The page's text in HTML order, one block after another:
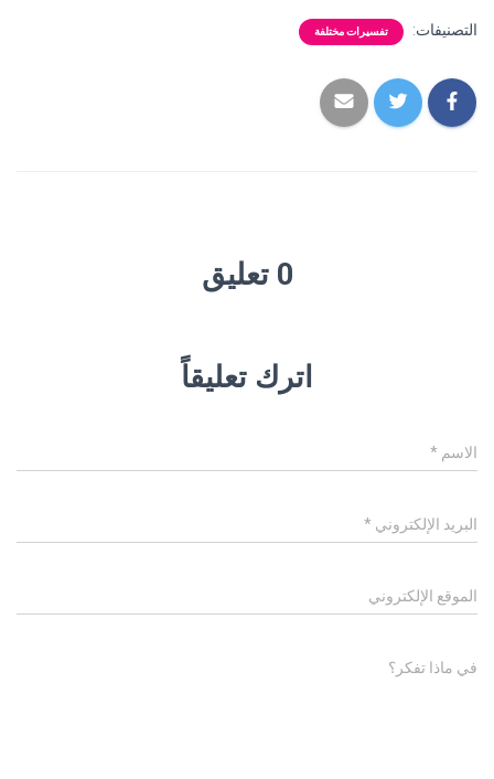
التصنيفات: تفسيرات مختلفة
0 تعليق
اترك تعليقاً
الاسم *
البريد الإلكتروني *
الموقع الإلكتروني
في ماذا تفكر؟